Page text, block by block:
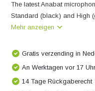
The latest Anabat
Standard (black) and High
Mehr anzeigen
Gratis verzending in
An Werktagen vor 17
14 Tage Rückgaberecht